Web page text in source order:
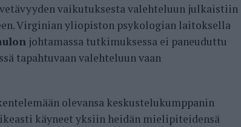
vaikutuksesta valehteluun julkaistiin
Virginian yliopiston psykologian laitoksella
johtamassa tutkimuksessa ei paneuduttu
tapahtuvaan valehteluun vaan
olevansa keskustelukumppanin
käyneet yksiin heidän mielipiteidensä